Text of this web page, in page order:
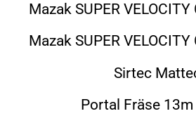
Mazak SUPER
Mazak SUPER
Sirtec
Portal Fräse